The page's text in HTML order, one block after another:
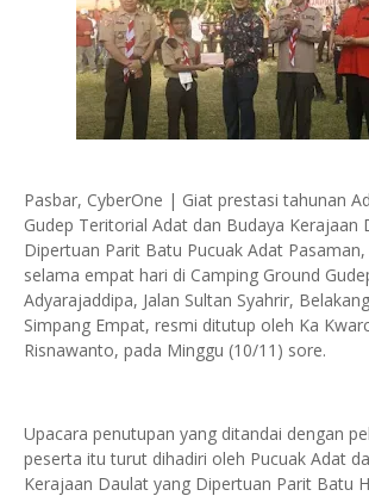
Pasbar, CyberOne | Giat prestasi tahunan
Gudep Teritorial Adat dan Budaya Kerajaan
Dipertuan Parit Batu Pucuak Adat
selama empat hari di Camping Ground
Adyarajaddipa, Jalan Sultan Syahrir,
Simpang Empat, resmi ditutup oleh Ka
Risnawanto, pada Minggu (10/11) sore.
Upacara penutupan yang ditandai dengan
peserta itu turut dihadiri oleh Pucuak Adat
Kerajaan Daulat yang Dipertuan Parit Batu